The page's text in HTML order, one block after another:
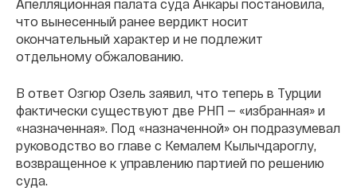
Апелляционная палата суда Анкары постановила,
что вынесенный ранее вердикт носит
окончательный характер и не подлежит
отдельному обжалованию.
В ответ Озгюр Озель заявил, что теперь в Турции
фактически существуют две РНП — «избранная» и
«назначенная». Под «назначенной» он подразумевал
руководство во главе с Кемалем Кылычдароглу,
возвращенное к управлению партией по решению
суда.